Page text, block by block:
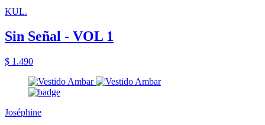
KUL.
Sin Señal - VOL 1
$ 1.490
Joséphine